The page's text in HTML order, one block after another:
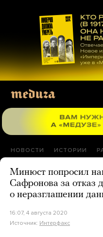
материалам
НОВОСТИ ИСТОРИИ
Минюст попросил
Сафронова за отказ
о неразглашении
16:07, 4 августа 2020
Источник: Интерфакс